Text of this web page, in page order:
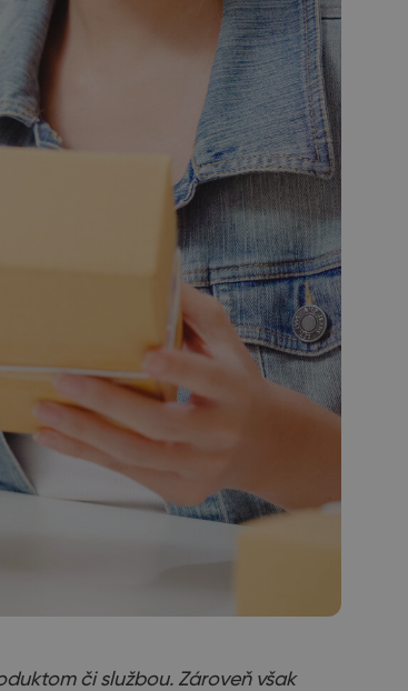
či službou. Zároveň však